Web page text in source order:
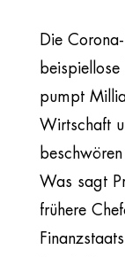
Die
beispiellose
pumpt
Wirtschaft
Was sagt
frühere